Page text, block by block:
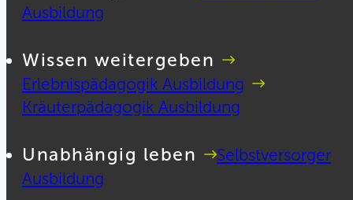
Ausbildung
Wissen weitergeben
Erlebnispädagogik Ausbildung
Kräuterpädagogik Ausbildung
Unabhängig leben
Selbstversorger
Ausbildung